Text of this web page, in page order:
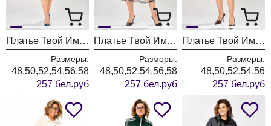
Платье Твой Имидж 2463 серо-голубой с принтом
Размеры:
48,50,52,54,56,58
257 бел.руб
Платье Твой Имидж 2462 пудровый с принтом
Размеры:
48,50,52,54,56,58
257 бел.руб
Платье Твой Имидж 2413 шоколадный в клетку
Размеры:
48,50,52,54,56
257 бел.руб